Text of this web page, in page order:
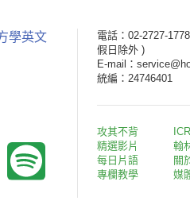
學英文 電話：02-2727-1778
假日除外 )
E-mail：
統編：24746401
攻其不背
精選影片
每日片語
專欄教學
翰
關
媒